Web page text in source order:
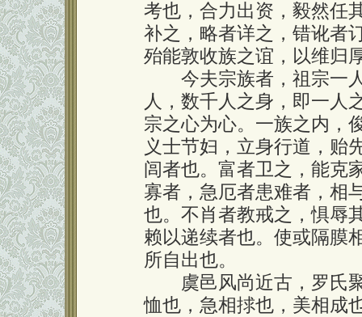
考也，合力出资，毅然任
补之，略者详之，错讹者
殆能敦收族之谊，以维归
今夫宗族者，祖宗一人
人，数千人之身，即一人
宗之心为心。一族之内，
义士节妇，立身行道，贻
闾者也。富者卫之，能克
寡者，急厄者患难者，相
也。不肖者教戒之，惧辱
赖以递续者也。使或隔膜
所自出也。
虞邑风尚近古，罗氏聚
恤也，急相捄也，美相成